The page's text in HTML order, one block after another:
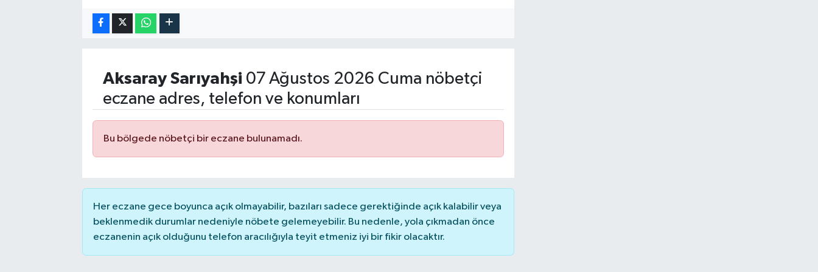
Aksaray Sarıyahşi 07 Ağustos 2026 Cuma nöbetçi
eczane adres, telefon ve konumları
Bu bölgede nöbetçi bir eczane bulunamadı.
Her eczane gece boyunca açık olmayabilir, bazıları sadece gerektiğinde açık kalabilir veya
beklenmedik durumlar nedeniyle nöbete gelemeyebilir. Bu nedenle, yola çıkmadan önce
eczanenin açık olduğunu telefon aracılığıyla teyit etmeniz iyi bir fikir olacaktır.